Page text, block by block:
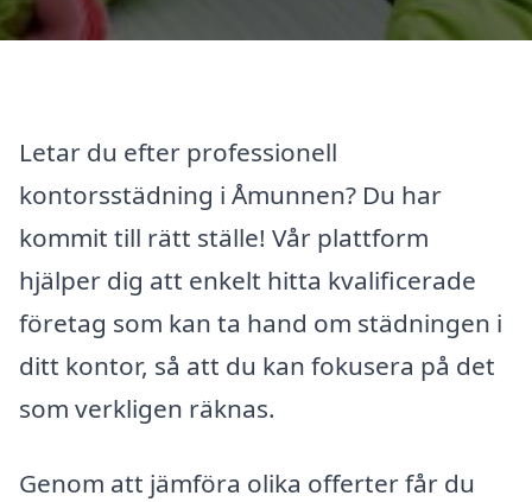
Letar du efter professionell
kontorsstädning i Åmunnen? Du har
kommit till rätt ställe! Vår plattform
hjälper dig att enkelt hitta kvalificerade
företag som kan ta hand om städningen i
ditt kontor, så att du kan fokusera på det
som verkligen räknas.
Genom att jämföra olika offerter får du